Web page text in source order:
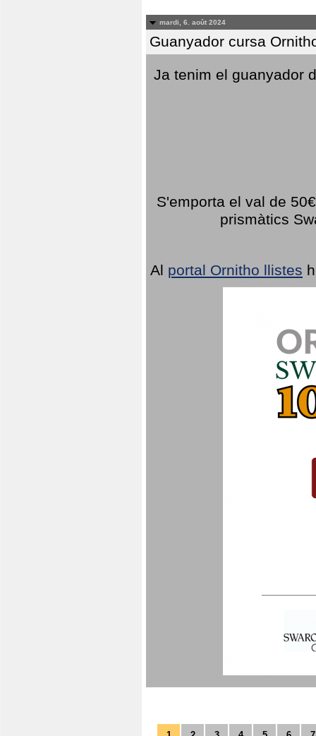
mardi, 6. août 2024
Guanyador cursa
Ja tenim el guanyador
S'emporta el val de
prismàtics
Al portal Ornitho llistes